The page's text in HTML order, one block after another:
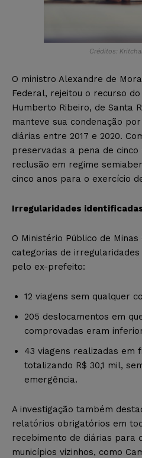
Créditos:
O ministro Alexandre de
Federal, rejeitou o recurso
Humberto Ribeiro, de Santa
manteve sua condenação
diárias entre 2017 e 2020.
preservadas a pena de cinco
reclusão em regime
cinco anos para o exercício
Irregularidades
O Ministério Público de
categorias de
pelo ex-prefeito:
12 viagens sem qualquer
205 deslocamentos em
comprovadas eram
43 viagens realizadas em
totalizando R$ 30,1 mil,
emergência.
A investigação também
relatórios obrigatórios em
recebimento de diárias para
municípios vizinhos, como